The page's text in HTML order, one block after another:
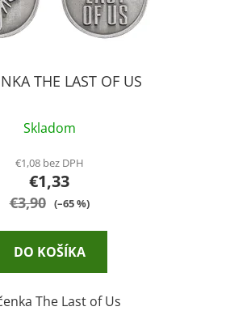
THE LAST OF US
Skladom
€1,08 bez DPH
€1,33
€3,90 (–65 %)
DO KOŠÍKA
The Last of Us